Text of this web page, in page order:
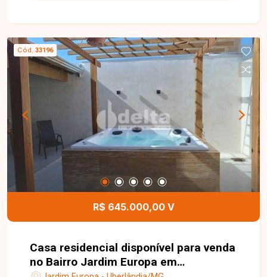
Cód. 33196
R$ 645.000,00 V
Casa residencial disponível para venda
no Bairro Jardim Europa em